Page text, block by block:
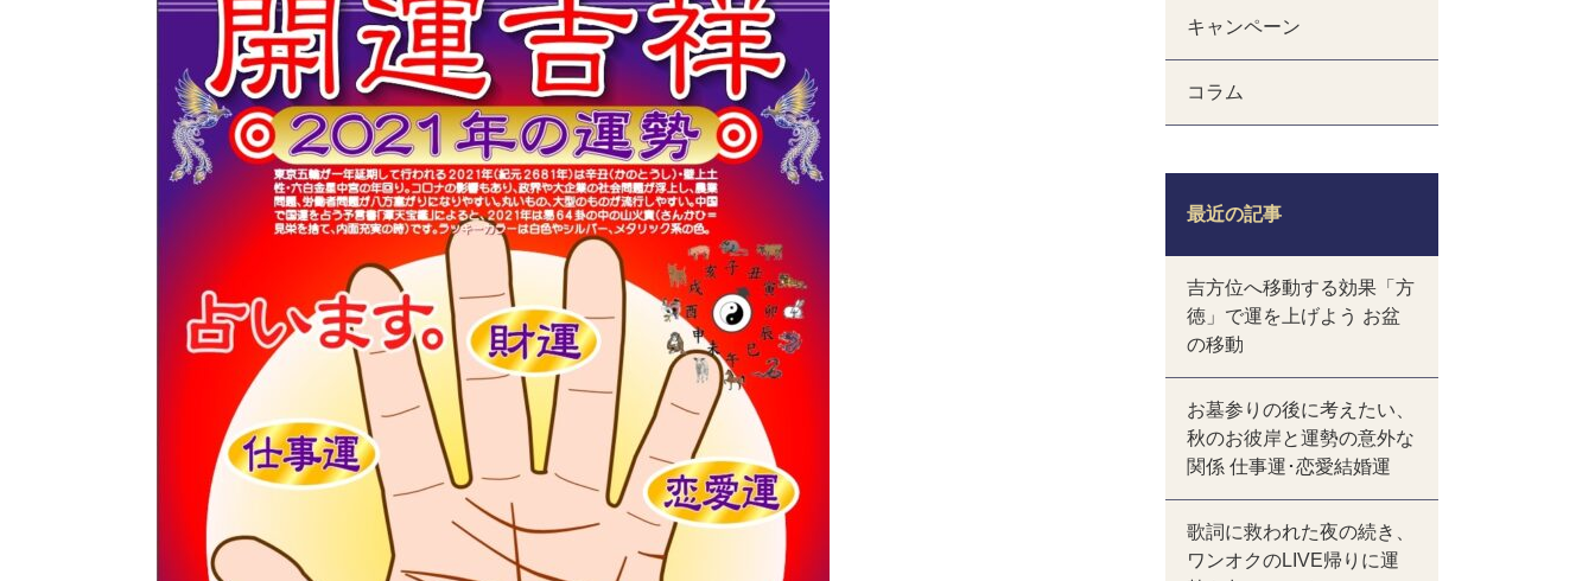
キャンペーン
コラム
最近の記事
吉方位へ移動する効果「方
徳」で運を上げよう お盆
の移動
お墓参りの後に考えたい、
秋のお彼岸と運勢の意外な
関係 仕事運･恋愛結婚運
歌詞に救われた夜の続き、
ワンオクのLIVE帰りに運